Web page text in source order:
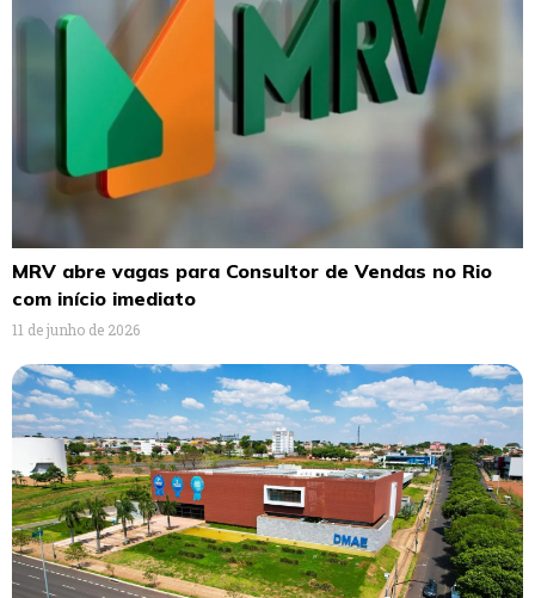
MRV abre vagas para Consultor de Vendas no Rio
com início imediato
11 de junho de 2026